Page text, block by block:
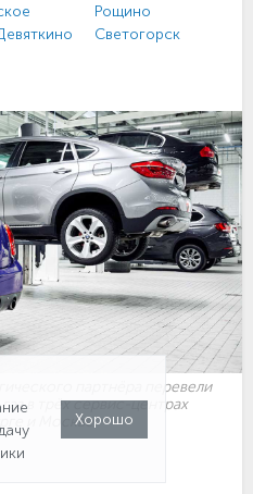
Рощино
Светогорск
партнёра перевели
в трёх сервис-центрах
и МосквеХорошо